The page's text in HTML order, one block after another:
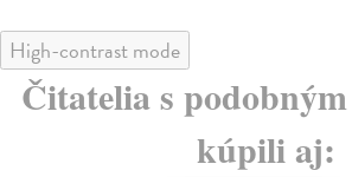
High-contrast mode
Čitatelia s
kúpili aj: